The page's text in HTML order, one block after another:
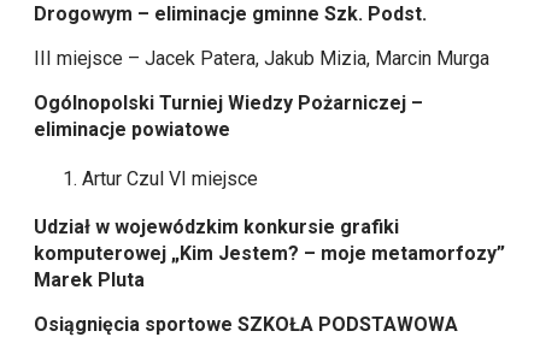
Drogowym – eliminacje gminne Szk. Podst.
III miejsce – Jacek Patera, Jakub Mizia, Marcin Murga
Ogólnopolski Turniej Wiedzy Pożarniczej –
eliminacje powiatowe
Artur Czul VI miejsce
Udział w wojewódzkim konkursie grafiki
komputerowej „Kim Jestem? – moje metamorfozy”
Marek Pluta
Osiągnięcia sportowe SZKOŁA PODSTAWOWA